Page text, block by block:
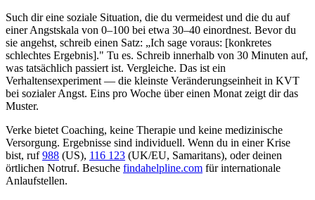
Such dir eine soziale Situation, die du vermeidest und die du auf
einer Angstskala von 0–100 bei etwa 30–40 einordnest. Bevor du
sie angehst, schreib einen Satz: „Ich sage voraus: [konkretes
schlechtes Ergebnis]." Tu es. Schreib innerhalb von 30 Minuten auf,
was tatsächlich passiert ist. Vergleiche. Das ist ein
Verhaltensexperiment — die kleinste Veränderungseinheit in KVT
bei sozialer Angst. Eins pro Woche über einen Monat zeigt dir das
Muster.
Verke bietet Coaching, keine Therapie und keine medizinische
Versorgung. Ergebnisse sind individuell. Wenn du in einer Krise
bist, ruf 988 (US), 116 123 (UK/EU, Samaritans), oder deinen
örtlichen Notruf. Besuche findahelpline.com für internationale
Anlaufstellen.